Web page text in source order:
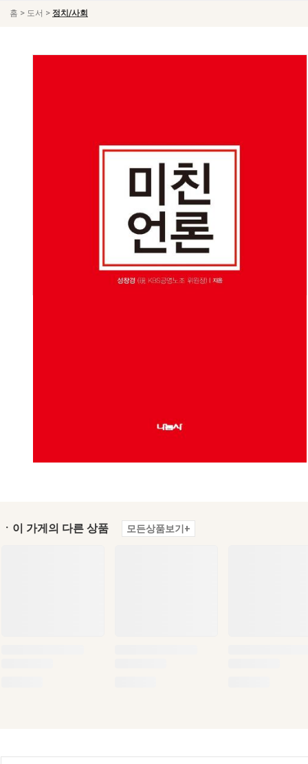
홈 > 도서 > 정치/사회
ㆍ이 가게의 다른 상품 모든상품보기+